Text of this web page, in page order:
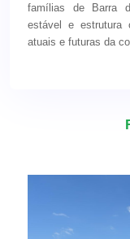
famílias de Barra
estável e estrutura
atuais e futuras da